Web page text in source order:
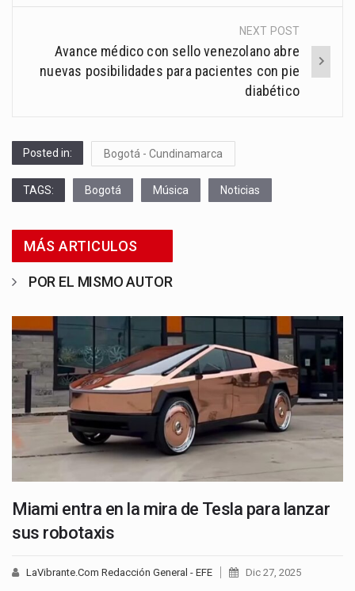
NEXT POST
Avance médico con sello venezolano abre
nuevas posibilidades para pacientes con pie
diabético
Posted in: Bogotá - Cundinamarca
TAGS: Bogotá Música Noticias
MÁS ARTICULOS
POR EL MISMO AUTOR
Miami entra en la mira de Tesla para lanzar
sus robotaxis
LaVibrante.Com Redacción General - EFE Dic 27, 2025